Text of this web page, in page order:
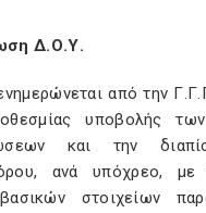
Δ.Ο.Υ.
από την
υποβολής
και την
ανά υπόχρεο, με
στοιχείων